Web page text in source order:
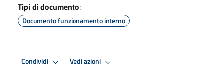
Tipi di documento:
Documento funzionamento interno
Condividi Vedi azioni